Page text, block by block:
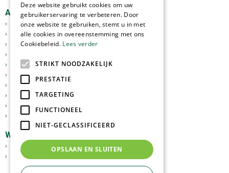
Assortiment
Tuinplanten
Kamerplanten
Tuinverlichting
Meststoffen
Graszoden
Tuingereedschap
Vijverartikelen
Sfeer en Cadeau
Dierbenodigdheden
Webshop
GoedkopeOlijfbomen.nl
Tuinplantenonline.nl
Deze website gebruikt cookies om uw
gebruikerservaring te verbeteren. Door
onze website te gebruiken, stemt u in met
alle cookies in overeenstemming met ons
Cookiebeleid. Lees verder
STRIKT NOODZAKELIJK
PRESTATIE
TARGETING
FUNCTIONEEL
NIET-GECLASSIFICEERD
OPSLAAN EN SLUITEN